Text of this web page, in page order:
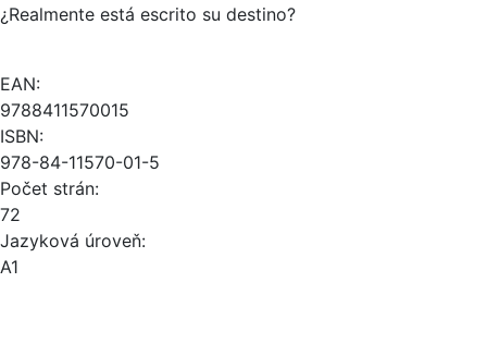
¿Realmente está escrito su destino?
EAN:
9788411570015
ISBN:
978-84-11570-01-5
Počet strán:
72
Jazyková úroveň:
A1